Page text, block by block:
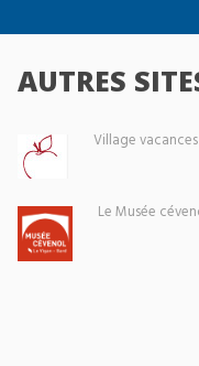
AUTRES
Village
Le Musée